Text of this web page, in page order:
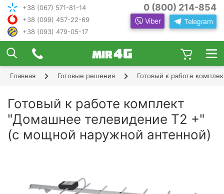
+38 (067) 571-81-14
+38 (099) 457-22-69
+38 (093) 479-05-17
0 (800) 214-854
Viber Telegram
Главная Готовые решения Готовый к работе
Готовый к работе комплект
"Домашнее телевидение Т2 +"
(с мощной наружной антенной)
ПОДОБРАТЬ ИНТЕРНЕТ С ИН
ЖЕНЕРОМ-
КОНСУЛЬТАНТОМ
Чтобы выбрать лучшего оператора и
оборудование, ответьте, пожалуйста, на
следую
щие вопросы:
В каком населенном пункте Вы хотите
пользоваться Интернетом?
×
Шаг 1
Шаг 3
Шаг 4